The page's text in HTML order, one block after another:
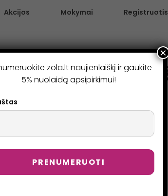
Akcijos Mokymai Registruotis
IR BLAKSTIENŲ
> Parduotuvė >
zola.lt naujienlaiškį ir gaukite
5% nuolaidą apsipirkimui!
×